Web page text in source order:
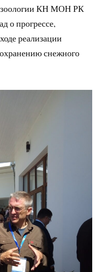
зоологии КН МОН РК
о прогрессе,
реализации
снежного